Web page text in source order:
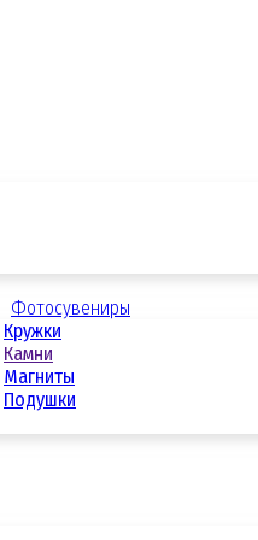
Фотосувениры
Кружки
Камни
Магниты
Подушки